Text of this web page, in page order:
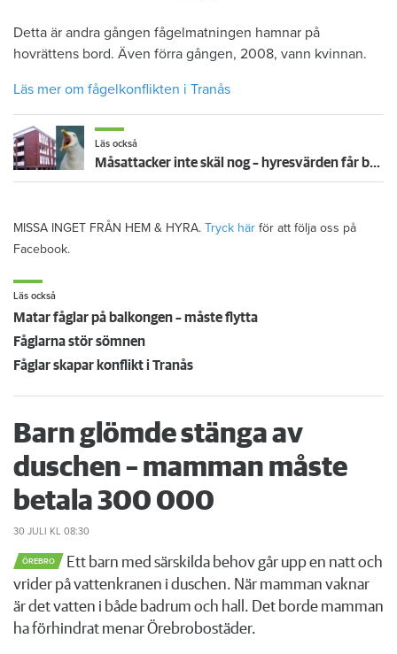
Detta är andra gången fågelmatningen hamnar på
hovrättens bord. Även förra gången, 2008, vann kvinnan.
Läs mer om fågelkonflikten i Tranås
Läs också
Måsattacker inte skäl nog – hyresvärden får bygga takterrass
MISSA INGET FRÅN HEM & HYRA. Tryck här för att följa oss på
Facebook.
Läs också
Matar fåglar på balkongen – måste flytta
Fåglarna stör sömnen
Fåglar skapar konflikt i Tranås
Barn glömde stänga av
duschen – mamman måste
betala 300 000
30 JULI KL 08:30
ÖREBRO
Ett barn med särskilda behov går upp en natt och
vrider på vattenkranen i duschen. När mamman vaknar
är det vatten i både badrum och hall. Det borde mamman
ha förhindrat menar Örebrobostäder.